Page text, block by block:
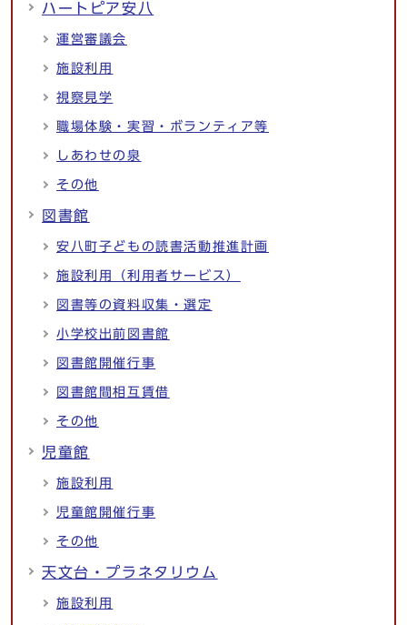
ハートピア安八
運営審議会
施設利用
視察見学
職場体験・実習・ボランティア等
しあわせの泉
その他
図書館
安八町子どもの読書活動推進計画
施設利用（利用者サービス）
図書等の資料収集・選定
小学校出前図書館
図書館開催行事
図書館間相互賃借
その他
児童館
施設利用
児童館開催行事
その他
天文台・プラネタリウム
施設利用